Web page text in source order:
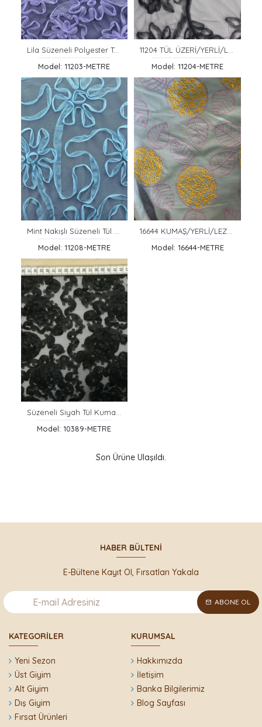
Lila Süzeneli Polyester Tül Kumaş - 130 cm Yerli Üretim
Model: 11203-METRE
11204 TÜL ÜZERİ/YERLİ/LEZ/POLYESTER/SÜZENELİ/SİYAH/150 CM
Model: 11204-METRE
Mint Nakışlı Süzeneli Tül Kumaş - Yerli Polyester, 130 cm (11208)
Model: 11208-METRE
16644 KUMAŞ/YERLİ/LEZ/PAMUK POLYESTER/VUAL/SARI-MOR NAKIŞLI/BEBE MAVİSİ ZEMİN
Model: 16644-METRE
Süzeneli Siyah Tül Kumaş, 130 cm
Model: 10389-METRE
Son Ürüne Ulaşıldı.
HABER BÜLTENI
E-Bültene Kayıt Ol, Fırsatları Yakala
ABONE OL
KATEGORILER
Yeni Sezon
Üst Giyim
Alt Giyim
Dış Giyim
Fırsat Ürünleri
KURUMSAL
Hakkımızda
İletişim
Banka Bilgilerimiz
Blog Sayfası